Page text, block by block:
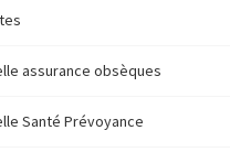
assurance obsèques
Santé Prévoyance